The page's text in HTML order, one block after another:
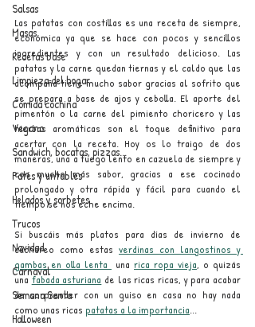
Salsas
Masas
Recetas base
Limpieza del hogar
Comida cochina
Vegano
Sandwich, bocatas, pizzas...
Patés y untables
Helados y sorbetes
Trucos
Navidad
Carnaval
Semana Santa
Halloween
Las patatas con costillas es una receta de siempre,
económica ya que se hace con pocos y sencillos
ingredientes y con un resultado delicioso. Las
patatas y la carne quedan tiernas y el caldo que las
acompaña tiene mucho sabor gracias al sofrito que
se prepara a base de ajos y cebolla. El aporte del
pimentón o la carne del pimiento choricero y las
hierbas aromáticas son el toque definitivo para
acertar con la receta. Hoy os lo traigo de dos
maneras, una a fuego lento en cazuela de siempre y
con mucho más sabor, gracias a ese cocinado
prolongado y otra rápida y fácil para cuando el
tiempo se nos eche encima.
Si buscáis más platos para días de invierno de
cuchareo como estas verdinas con langostinos y
gambas en olla lenta
una rica ropa vieja, o quizás
una fabada asturiana de las ricas ricas, y para acabar
de sorprender con un guiso en casa no hay nada
como unas ricas patatas a la importancia...